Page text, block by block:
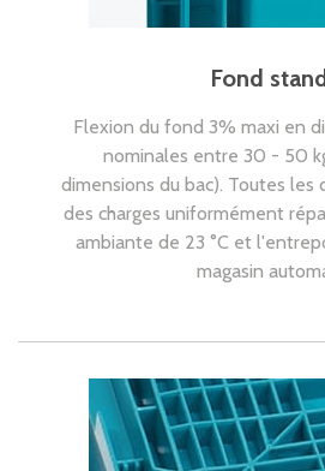
Fond
Flexion du fond 3% maxi en
nominales entre 30 - 50
dimensions du bac). Toutes
des charges uniformément
ambiante de 23 °C et
magasin